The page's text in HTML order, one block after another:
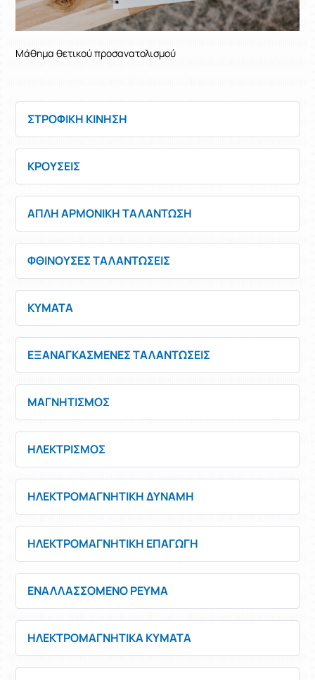
Μάθημα θετικού προσανατολισμού
ΣΤΡΟΦΙΚΗ ΚΙΝΗΣΗ
ΚΡΟΥΣΕΙΣ
ΑΠΛΗ ΑΡΜΟΝΙΚΗ ΤΑΛΑΝΤΩΣΗ
ΦΘΙΝΟΥΣΕΣ ΤΑΛΑΝΤΩΣΕΙΣ
ΚΥΜΑΤΑ
ΕΞΑΝΑΓΚΑΣΜΕΝΕΣ ΤΑΛΑΝΤΩΣΕΙΣ
ΜΑΓΝΗΤΙΣΜΟΣ
ΗΛΕΚΤΡΙΣΜΟΣ
ΗΛΕΚΤΡΟΜΑΓΝΗΤΙΚΗ ΔΥΝΑΜΗ
ΗΛΕΚΤΡΟΜΑΓΝΗΤΙΚΗ ΕΠΑΓΩΓΗ
ΕΝΑΛΛΑΣΣΟΜΕΝΟ ΡΕΥΜΑ
ΗΛΕΚΤΡΟΜΑΓΝΗΤΙΚΑ ΚΥΜΑΤΑ